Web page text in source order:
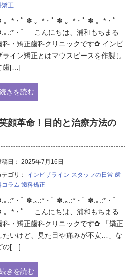
矯正
｡.:*・ﾟ ✽.｡.:*・ﾟ ✽.｡.:*・ﾟ ✽.｡.:*・ﾟ
｡.:*・ﾟ こんにちは、浦和もちまる
科・矯正歯科クリニックです✿ インビ
ライン矯正とはマウスピースを作製し
歯[…]
きを読む
顔革命！目的と治療方法の
日： 2025年7月16日
テゴリ： インビザライン スタッフの日常 歯
コラム 歯科矯正
｡.:*・ﾟ ✽.｡.:*・ﾟ ✽.｡.:*・ﾟ ✽.｡.:*・ﾟ
｡.:*・ﾟ こんにちは、浦和もちまる
科・矯正歯科クリニックです✿ 「矯正
たいけど、見た目や痛みが不安…」な
の[…]
きを読む